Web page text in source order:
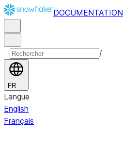
DOCUMENTATION
/
FR
Langue
English
Français